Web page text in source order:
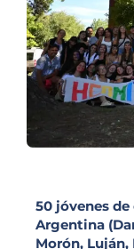
50 jóvenes
Argentina
Morón, Luján,